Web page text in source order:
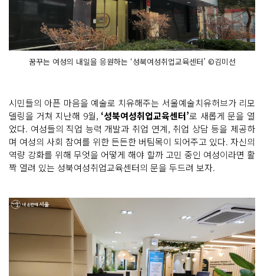
꿈꾸는 여성의 내일을 응원하는 ‘성북여성취업교육센터’ ©김미선
시민들의 아픈 마음을 예술로 치유해주는 서울예술치유허브가 리모
델링을 거쳐 지난해 9월, ‘성북여성취업교육센터’로 새롭게 문을 열
었다. 여성들의 직업 능력 개발과 취업 연계, 취업 상담 등을 제공하
며 여성의 사회 참여를 위한 든든한 버팀목이 되어주고 있다. 자신의
역량 강화를 위해 무엇을 어떻게 해야 할까 고민 중인 여성이라면 활
짝 열려 있는 성북여성취업교육센터의 문을 두드려 보자.